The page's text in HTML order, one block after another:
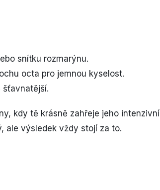
snítku rozmarýnu.
octa pro jemnou kyselost.
šťavnatější.
kdy tě krásně zahřeje jeho intenzivní
ale výsledek vždy stojí za to.